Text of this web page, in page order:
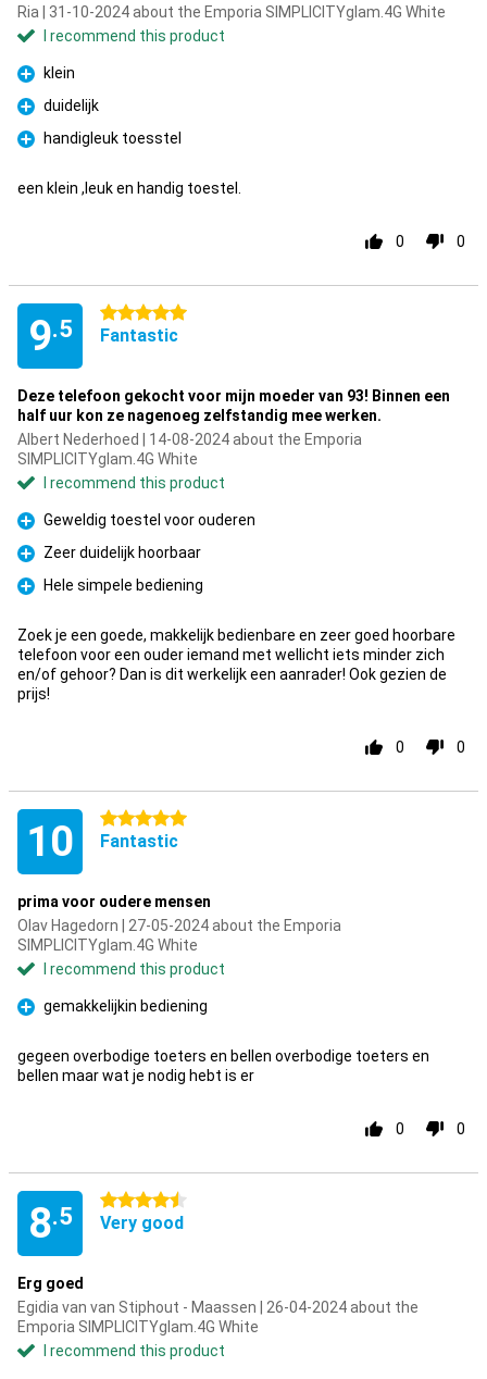
Ria | 31-10-2024 about the Emporia SIMPLICITYglam.4G White
I recommend this product
Pro
klein
Pro
duidelijk
Pro
handigleuk toesstel
een klein ,leuk en handig toestel.
0 0
9.5
5 stars
Fantastic
Deze telefoon gekocht voor mijn moeder van 93! Binnen een
half uur kon ze nagenoeg zelfstandig mee werken.
Albert Nederhoed | 14-08-2024 about the Emporia
SIMPLICITYglam.4G White
I recommend this product
Pro
Geweldig toestel voor ouderen
Pro
Zeer duidelijk hoorbaar
Pro
Hele simpele bediening
Zoek je een goede, makkelijk bedienbare en zeer goed hoorbare
telefoon voor een ouder iemand met wellicht iets minder zich
en/of gehoor? Dan is dit werkelijk een aanrader! Ook gezien de
prijs!
0 0
10 5 stars
Fantastic
prima voor oudere mensen
Olav Hagedorn | 27-05-2024 about the Emporia
SIMPLICITYglam.4G White
I recommend this product
Pro
gemakkelijkin bediening
gegeen overbodige toeters en bellen overbodige toeters en
bellen maar wat je nodig hebt is er
0 0
8.5
4.5 stars
Very good
Erg goed
Egidia van van Stiphout - Maassen | 26-04-2024 about the
Emporia SIMPLICITYglam.4G White
I recommend this product